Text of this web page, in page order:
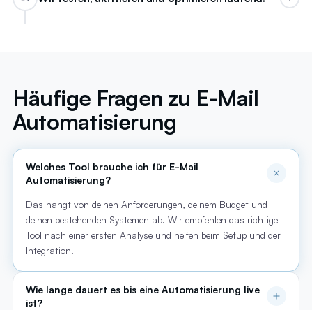
Häufige Fragen zu E-Mail
Automatisierung
Welches Tool brauche ich für E-Mail
Automatisierung?
Das hängt von deinen Anforderungen, deinem Budget und
deinen bestehenden Systemen ab. Wir empfehlen das richtige
Tool nach einer ersten Analyse und helfen beim Setup und der
Integration.
Wie lange dauert es bis eine Automatisierung live
ist?